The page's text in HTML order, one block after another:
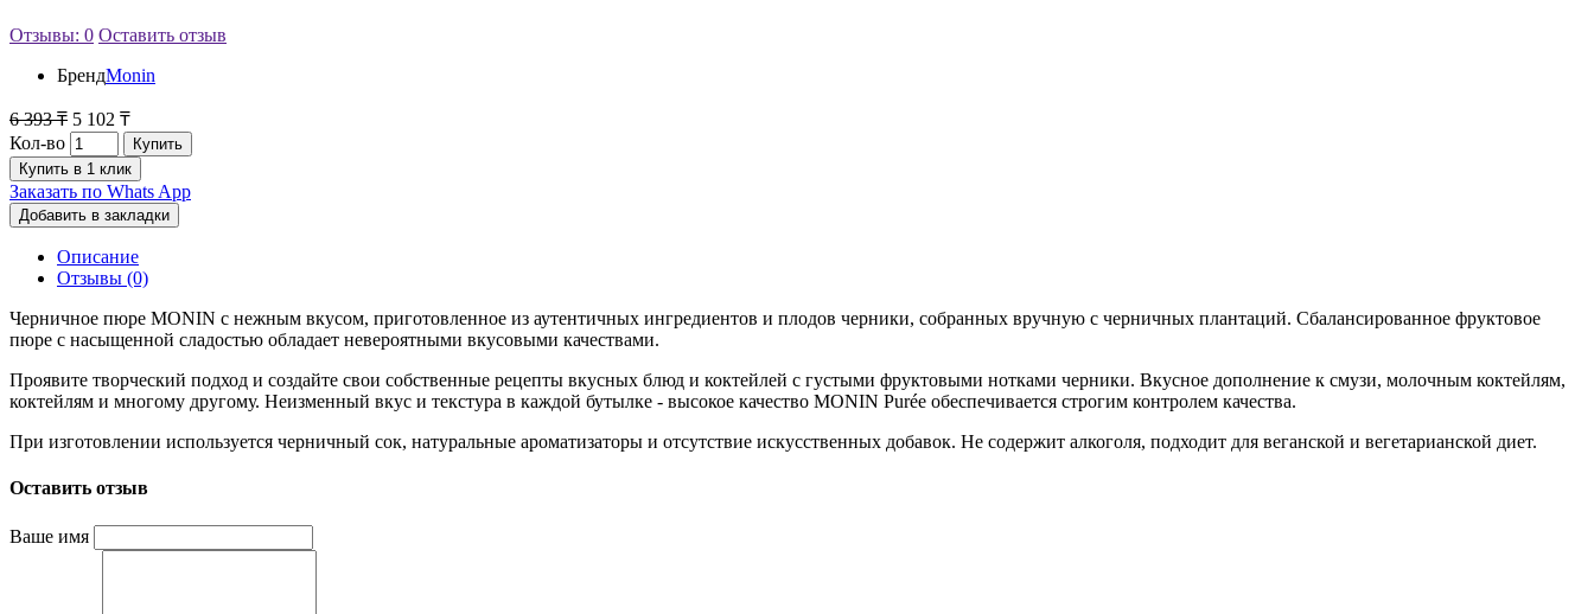
Отзывы: 0 Оставить отзыв
БрендMonin
6 393 ₸ 5 102 ₸
Кол-во
Купить
Купить в 1 клик
Заказать по Whats App
Добавить в закладки
Описание
Отзывы (0)
Черничное пюре MONIN с нежным вкусом, приготовленное из аутентичных ингредиентов и плодов черники, собранных вручную с черничных плантаций. Сбалансированное фруктовое
пюре с насыщенной сладостью обладает невероятными вкусовыми качествами.
Проявите творческий подход и создайте свои собственные рецепты вкусных блюд и коктейлей с густыми фруктовыми нотками черники. Вкусное дополнение к смузи, молочным коктейлям,
коктейлям и многому другому. Неизменный вкус и текстура в каждой бутылке - высокое качество MONIN Purée обеспечивается строгим контролем качества.
При изготовлении используется черничный сок, натуральные ароматизаторы и отсутствие искусственных добавок. Не содержит алкоголя, подходит для веганской и вегетарианской диет.
Оставить отзыв
Ваше имя